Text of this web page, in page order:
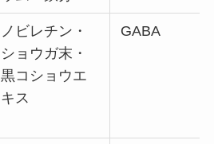
ウム・鉄分
ノビレチン・
ショウガ末・
黒コショウエ